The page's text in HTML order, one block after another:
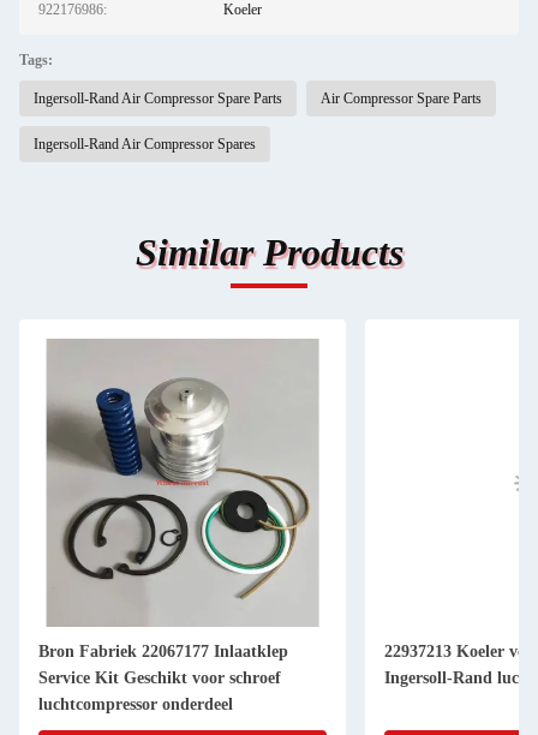
922176986: Koeler
Tags:
Ingersoll-Rand Air Compressor Spare Parts Air Compressor Spare Parts
Ingersoll-Rand Air Compressor Spares
Similar Products
Bron Fabriek 22067177 Inlaatklep
Service Kit Geschikt voor schroef
luchtcompressor onderdeel
22937213 Koeler
Ingersoll-Rand